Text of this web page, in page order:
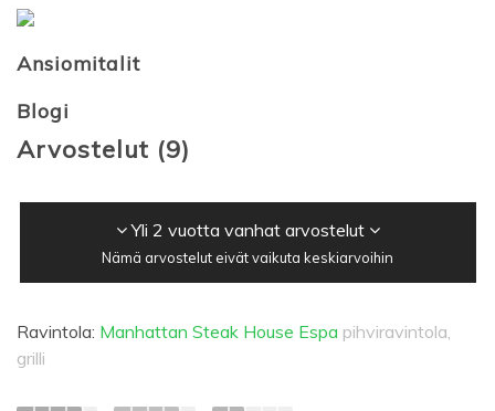
Ansiomitalit
Blogi
Arvostelut (9)
Yli 2 vuotta vanhat arvostelut
Nämä arvostelut eivät vaikuta keskiarvoihin
Ravintola: Manhattan Steak House Espa pihviravintola,
grilli